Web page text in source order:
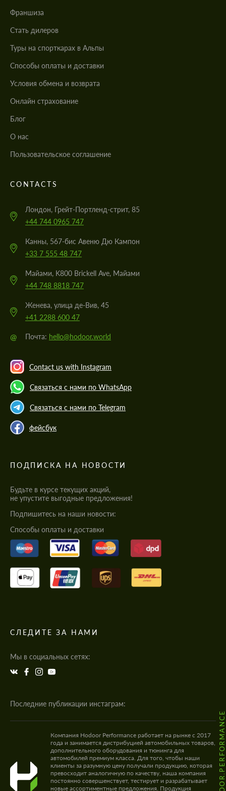
Франшиза
Стать дилеров
Туры на спорткарах в Альпы
Cпособы оплаты и доставки
Условия обмена и возврата
Онлайн страхование
Блог
О нас
Пользовательское соглашение
CONTACTS
Лондон, Грейт-Портленд-стрит, 85
+44 744 0965 747
Канны, 567-бис Авеню Дю Кампон
+33 7 555 48 747
Майами, K800 Brickell Ave, Майами
+44 748 8818 747
Женева, улица де-Вив, 45
+41 2288 600 47
@ Почта: hello@hodoor.world
Contact us with Instagram
Связаться с нами по WhatsApp
Связаться с нами по Telegram
фейсбук
ПОДПИСКА НА НОВОСТИ
Будьте в курсе текущих акций,
не упустите выгодные предложения!
Подпишитесь на наши новости:
Cпособы оплаты и доставки
СЛЕДИТЕ ЗА НАМИ
Мы в социальных сетях:
Последние публикации инстаграм:
@HODOOR.PERFORMANCE
Компания Hodoor Performance работает на рынке с 2017
года и занимается дистрибуцией автомобильных товаров,
дополнительного оборудования и тюнинга для
автомобилей премиум класса. Для того, чтобы наши
клиенты за разумную цену получали продукцию, которая
превосходит аналогичную по качеству, наша компания
постоянно совершенствует, тестирует и разрабатывает
новые ассортиментные предложения. Продукция